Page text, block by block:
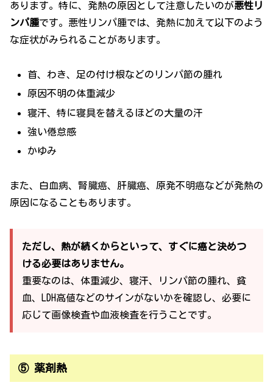
あります。特に、発熱の原因として注意したいのが悪性リ
ンパ腫です。悪性リンパ腫では、発熱に加えて以下のよう
な症状がみられることがあります。
首、わき、足の付け根などのリンパ節の腫れ
原因不明の体重減少
寝汗、特に寝具を替えるほどの大量の汗
強い倦怠感
かゆみ
また、白血病、腎臓癌、肝臓癌、原発不明癌などが発熱の
原因になることもあります。
ただし、熱が続くからといって、すぐに癌と決めつ
ける必要はありません。
重要なのは、体重減少、寝汗、リンパ節の腫れ、貧
血、LDH高値などのサインがないかを確認し、必要に
応じて画像検査や血液検査を行うことです。
⑤ 薬剤熱